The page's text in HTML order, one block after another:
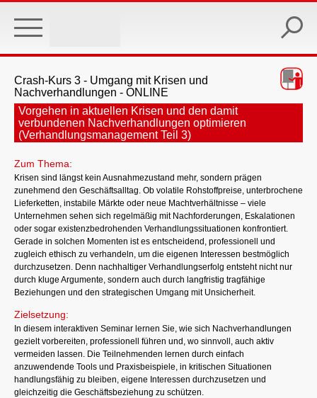
main
Crash-Kurs 3 - Umgang mit Krisen und
Nachverhandlungen - ONLINE
Vorgehen in aktuellen Krisen und den damit
verbundenen Nachverhandlungen optimieren
(Verhandlungsmanagement Teil 3)
Zum Thema:
Krisen sind längst kein Ausnahmezustand mehr, sondern prägen
zunehmend den Geschäftsalltag. Ob volatile Rohstoffpreise, unterbrochene
Lieferketten, instabile Märkte oder neue Machtverhältnisse – viele
Unternehmen sehen sich regelmäßig mit Nachforderungen, Eskalationen
oder sogar existenzbedrohenden Verhandlungssituationen konfrontiert.
Gerade in solchen Momenten ist es entscheidend, professionell und
zugleich ethisch zu verhandeln, um die eigenen Interessen bestmöglich
durchzusetzen. Denn nachhaltiger Verhandlungserfolg entsteht nicht nur
durch kluge Argumente, sondern auch durch langfristig tragfähige
Beziehungen und den strategischen Umgang mit Unsicherheit.
Zielsetzung:
In diesem interaktiven Seminar lernen Sie, wie sich Nachverhandlungen
gezielt vorbereiten, professionell führen und, wo sinnvoll, auch aktiv
vermeiden lassen. Die Teilnehmenden lernen durch einfach
anzuwendende Tools und Praxisbeispiele, in kritischen Situationen
handlungsfähig zu bleiben, eigene Interessen durchzusetzen und
gleichzeitig die Geschäftsbeziehung zu schützen.